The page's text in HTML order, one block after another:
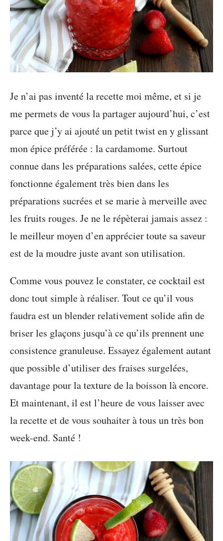
Je n’ai pas inventé la recette moi même, et si je
me permets de vous la partager aujourd’hui, c’est
parce que j’y ai ajouté un petit twist en y glissant
mon épice préférée : la cardamome. Surtout
connue dans les préparations salées, cette épice
fonctionne également très bien dans les
préparations sucrées et se marie à merveille avec
les fruits rouges. Je ne le répèterai jamais assez :
le meilleur moyen d’en apprécier toute sa saveur
est de la moudre juste avant son utilisation.
Comme vous pouvez le constater, ce cocktail est
donc tout simple à réaliser. Tout ce qu’il vous
faudra est un blender relativement solide afin de
briser les glaçons jusqu’à ce qu’ils prennent une
consistence granuleuse. Essayez également autant
que possible d’utiliser des fraises surgelées,
davantage pour la texture de la boisson là encore.
Et maintenant, il est l’heure de vous laisser avec
la recette et de vous souhaiter à tous un très bon
week-end. Santé !